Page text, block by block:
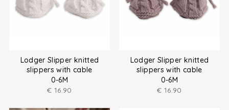
Lodger Slipper knitted
slippers with cable
0-6M
€ 16.90
Lodger Slipper knitted
slippers with cable
0-6M
€ 16.90